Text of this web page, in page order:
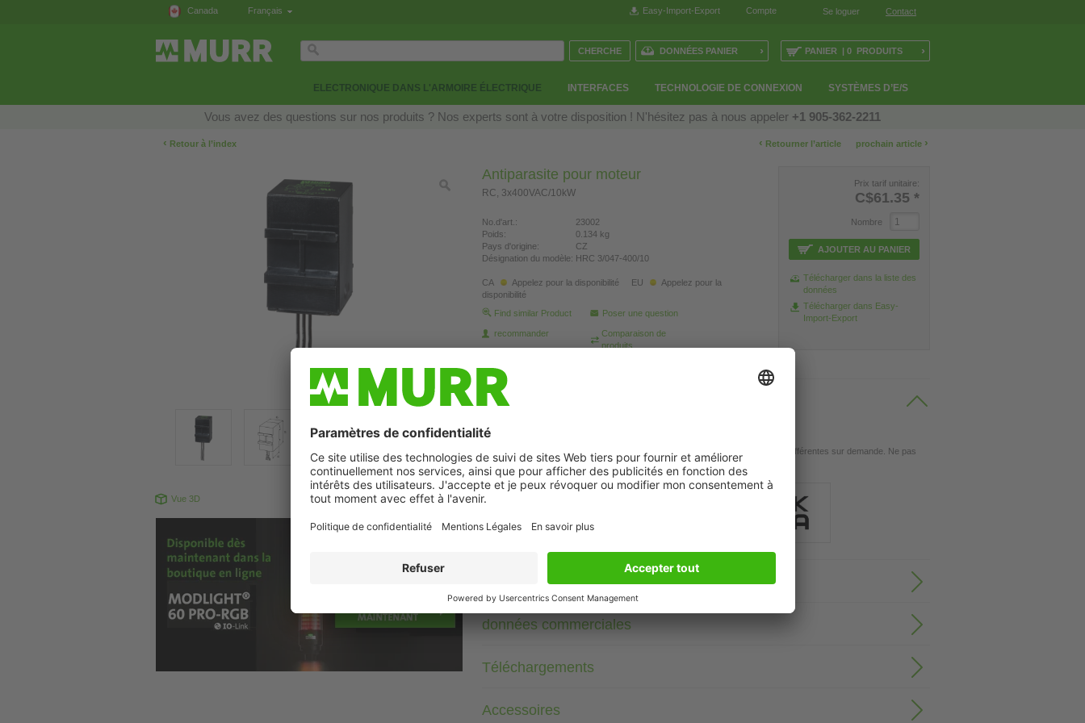
Canada Français Se loguer Contact
Compte
Easy-Import-Export
ELECTRONIQUE DANS L'ARMOIRE ÉLECTRIQUE INTERFACES TECHNOLOGIE DE CONNEXION SYSTÈMES D’E/S
PANIER | 0 PRODUITS ›
DONNÉES PANIER ›
Vous avez des questions sur nos produits ? Nos experts sont à votre disposition ! N'hésitez pas à nous appeler +1 905-362-2211
‹ Retour à l’index prochain article ›
‹ Retourner l’article
Vue 3D Photo non contractuelle
Antiparasite pour moteur
RC, 3x400VAC/10kW
No.d'art.:
23002
Poids:
0.134 kg
Pays d'origine:
CZ
Désignation du modèle: HRC 3/047-400/10
CA Appelez pour la disponibilité EU
Appelez pour la
disponibilité
Find similar Product
Poser une question
recommander
Comparaison de
produits
Prix tarif unitaire:
C$61.35 *
Nombre
AJOUTER AU PANIER
Télécharger dans la liste des
données
Télécharger dans Easy-
Import-Export
Description
3× 400 V AC
RC
Modules d’antiparasitage pour tensions, fréquences ou puissances de moteur différentes sur demande. Ne pas
utiliser de réseaux RC sur le moteur avec le convertisseur de fréquence.
Données techniques
données commerciales
Téléchargements
Accessoires